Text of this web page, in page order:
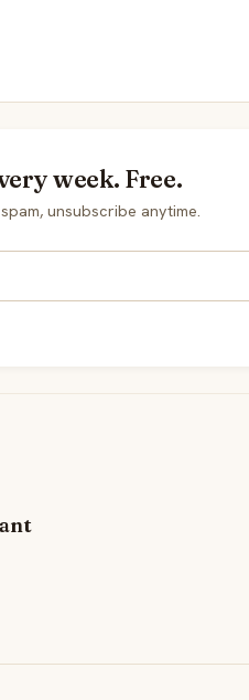
week. Free.
unsubscribe anytime.